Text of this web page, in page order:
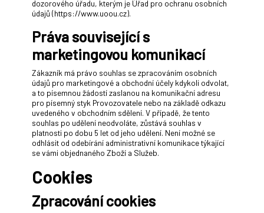
dozorového úřadu, kterým je Úřad pro ochranu osobních
údajů (https://www.uoou.cz).
Práva související s
marketingovou komunikací
Zákazník má právo souhlas se zpracováním osobních
údajů pro marketingové a obchodní účely kdykoli odvolat,
a to písemnou žádostí zaslanou na komunikační adresu
pro písemný styk Provozovatele nebo na základě odkazu
uvedeného v obchodním sdělení. V případě, že tento
souhlas po udělení neodvoláte, zůstává souhlas v
platnosti po dobu 5 let od jeho udělení. Není možné se
odhlásit od odebírání administrativní komunikace týkající
se vámi objednaného Zboží a Služeb.
Cookies
Zpracování cookies